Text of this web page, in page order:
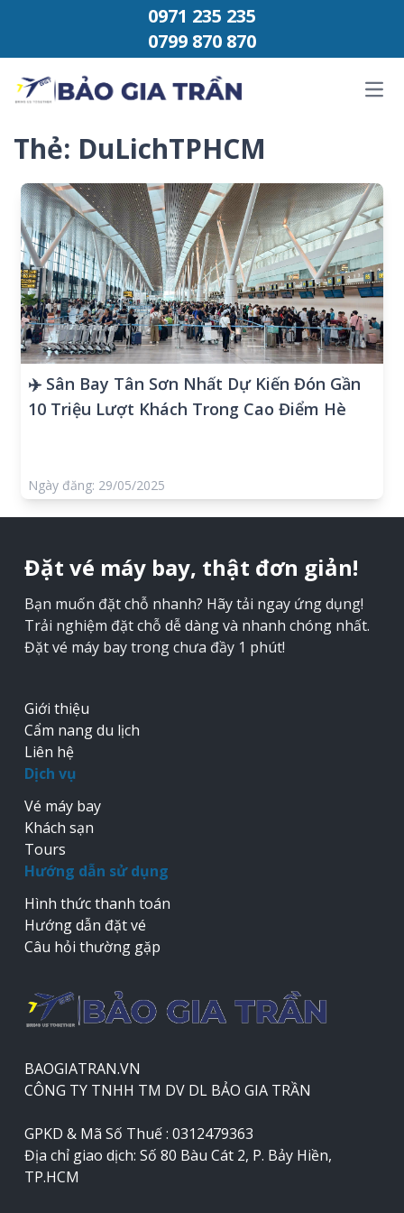
Chuyển đến phần nội dung0971 235 235
0799 870 870
Thẻ: DuLichTPHCM
✈️ Sân Bay Tân Sơn Nhất Dự Kiến Đón Gần
10 Triệu Lượt Khách Trong Cao Điểm Hè
Ngày đăng: 29/05/2025
Đặt vé máy bay, thật đơn giản!
Bạn muốn đặt chỗ nhanh? Hãy tải ngay ứng dụng!
Trải nghiệm đặt chỗ dễ dàng và nhanh chóng nhất.
Đặt vé máy bay trong chưa đầy 1 phút!
Giới thiệu
Cẩm nang du lịch
Liên hệ
Dịch vụ
Vé máy bay
Khách sạn
Tours
Hướng dẫn sử dụng
Hình thức thanh toán
Hướng dẫn đặt vé
Câu hỏi thường gặp
BAOGIATRAN.VN
CÔNG TY TNHH TM DV DL BẢO GIA TRẦN
GPKD & Mã Số Thuế : 0312479363
Địa chỉ giao dịch: Số 80 Bàu Cát 2, P. Bảy Hiền,
TP.HCM